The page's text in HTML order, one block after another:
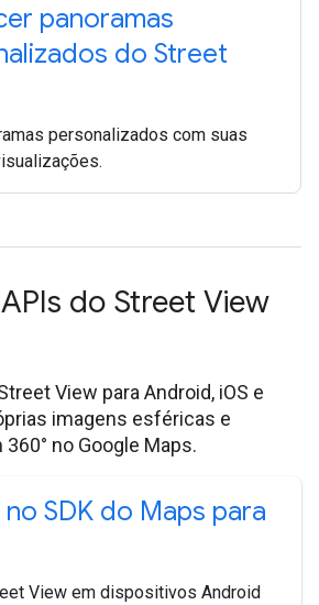
panoramas
do Street
personalizados com suas
do Street View
View para Android, iOS e
imagens esféricas e
no Google Maps.
SDK do Maps para
View em dispositivos Android